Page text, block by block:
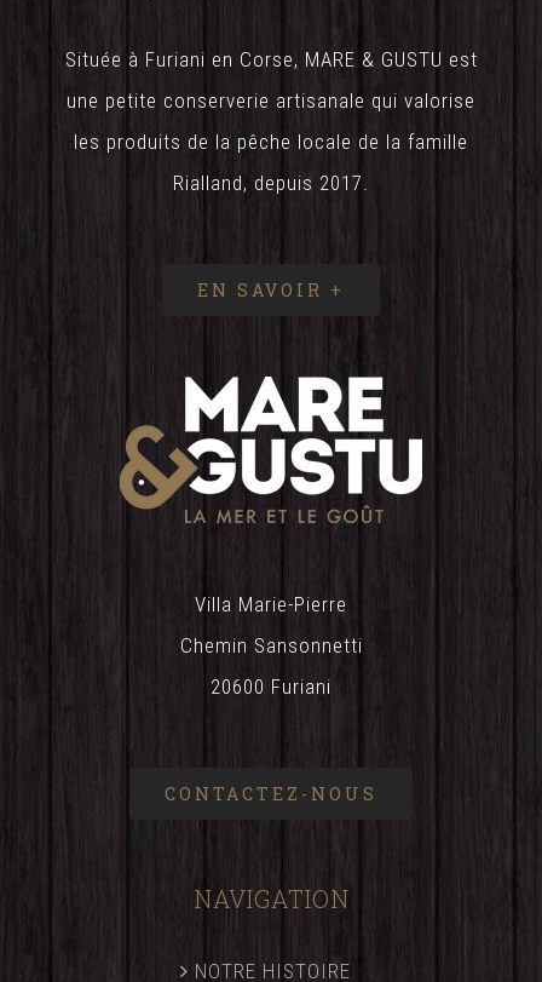
Située à Furiani en Corse, MARE & GUSTU est
une petite conserverie artisanale qui valorise
les produits de la pêche locale de la famille
Rialland, depuis 2017.
EN SAVOIR +
Villa Marie-Pierre
Chemin Sansonnetti
20600 Furiani
CONTACTEZ-NOUS
NAVIGATION
NOTRE HISTOIRE